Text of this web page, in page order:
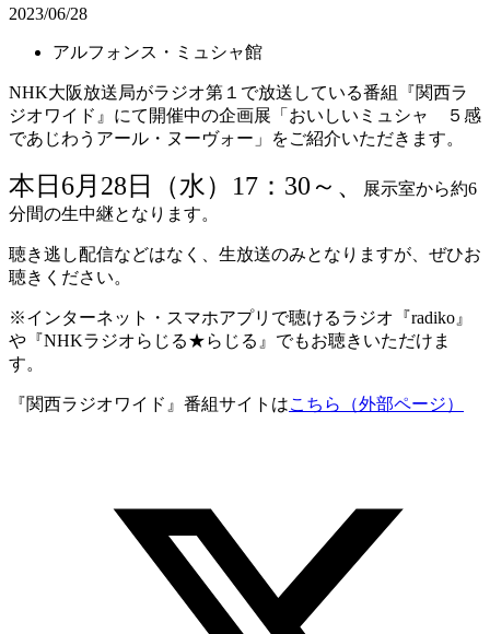
2023/06/28
アルフォンス・ミュシャ館
NHK大阪放送局がラジオ第１で放送している番組『関西ラ
ジオワイド』にて開催中の企画展「おいしいミュシャ ５感
であじわうアール・ヌーヴォー」をご紹介いただきます。
本日6月28日（水）17：30～、
展示室から約6
分間の生中継となります。
聴き逃し配信などはなく、生放送のみとなりますが、ぜひお
聴きください。
※インターネット・スマホアプリで聴けるラジオ『radiko』
や『NHKラジオらじる★らじる』でもお聴きいただけま
す。
『関西ラジオワイド』番組サイトはこちら（外部ページ）